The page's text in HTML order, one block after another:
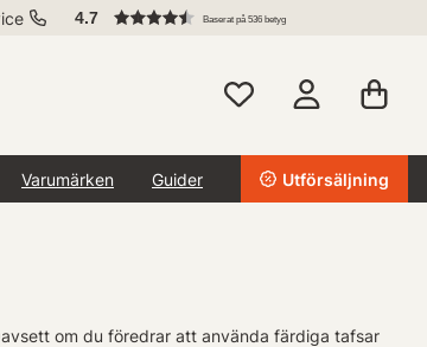
4.7 Baserat på 536 betyg
Varumärken Guider Utförsäljning
om du föredrar att använda färdiga tafsar